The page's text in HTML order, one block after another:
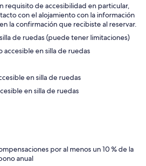
requisito de accesibilidad en particular,
con el alojamiento con la información
la confirmación que recibiste al reservar.
de ruedas (puede tener limitaciones)
accesible en silla de ruedas
en silla de ruedas
en silla de ruedas
por al menos un 10 % de la
anual